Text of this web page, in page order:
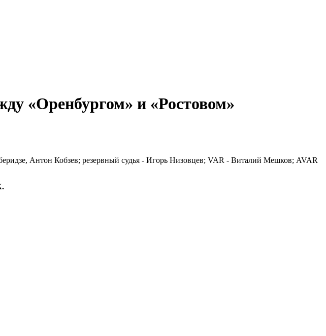
«Оренбургом» и «Ростовом»
Антон Кобзев; резервный судья - Игорь Низовцев; VAR - Виталий Мешков; AVAR